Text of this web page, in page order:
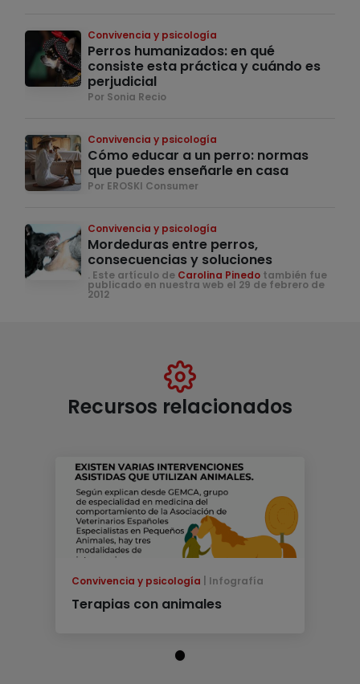
Convivencia y psicología
Perros humanizados: en qué
consiste esta práctica y cuándo es
perjudicial
Por Sonia Recio
Convivencia y psicología
Cómo educar a un perro: normas
que puedes enseñarle en casa
Por EROSKI Consumer
Convivencia y psicología
Mordeduras entre perros,
consecuencias y soluciones
. Este artículo de Carolina Pinedo también fue
publicado en nuestra web el 29 de febrero de
2012
Recursos relacionados
Convivencia y psicología Infografía
Terapias con animales